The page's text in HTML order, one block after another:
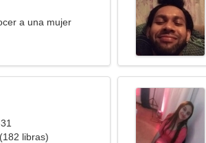
a una mujer
libras)